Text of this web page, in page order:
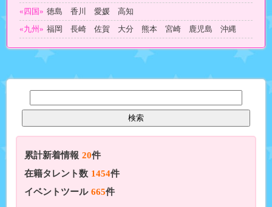
«四国» 徳島 香川 愛媛 高知
«九州» 福岡 長崎 佐賀 大分 熊本 宮崎 鹿児島 沖縄
累計新着情報 20件
在籍タレント数 1454件
イベントツール 665件